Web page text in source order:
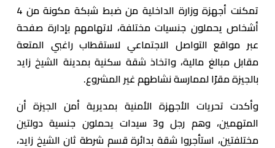
تمكنت أجهزة وزارة الداخلية من ضبط شبكة مكونة من 4
أشخاص يحملون جنسيات مختلفة، لاتهامهم بإدارة صفحة
عبر مواقع التواصل الاجتماعي لاستقطاب راغبي المتعة
مقابل مبالغ مالية، واتخاذ شقة سكنية بمدينة الشيخ زايد
بالجيزة مقرًا لممارسة نشاطهم غير المشروع.
وأكدت تحريات الأجهزة الأمنية بمديرية أمن الجيزة أن
المتهمين، وهم رجل و3 سيدات يحملون جنسية دولتين
مختلفتين، استأجروا شقة بدائرة قسم شرطة ثان الشيخ زايد،